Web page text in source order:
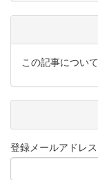
この記事につい
登録メールアドレス